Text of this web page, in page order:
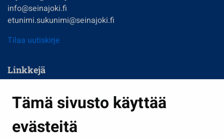
Tämä sivusto käyttää
evästeitä
info@seinajoki.fi
etunimi.sukunimi@seinajoki.fi
Tilaa uutiskirje
Linkkejä
Kasvatus ja opetus
Kulttuuri ja liikunta